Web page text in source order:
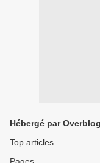
Hébergé par Overblog
Top articles